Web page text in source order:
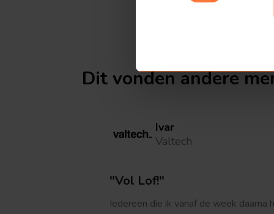
Dit vondenandere
Ivar
Valtech
Vol Lof!
Iedereen die ik vanaf de week